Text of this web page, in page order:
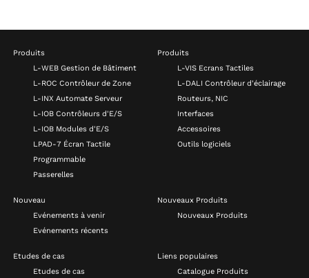
Produits
L-WEB Gestion de Bâtiment
L-ROC Contrôleur de Zone
L-INX Automate Serveur
L-IOB Contrôleurs d'E/S
L-IOB Modules d'E/S
LPAD-7 Écran Tactile
Programmable
Passerelles
Produits
L-VIS Ecrans Tactiles
L-DALI Contrôleur d'éclairage
Routeurs, NIC
Interfaces
Accessoires
Outils logiciels
Nouveau
Evénements à venir
Evénements récents
Nouveaux Produits
Nouveaux Produits
Etudes de cas
Etudes de cas
Liens populaires
Catalogue Produits